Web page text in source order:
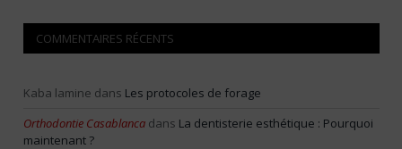
COMMENTAIRES RÉCENTS
Kaba lamine dans Les protocoles de forage
Orthodontie Casablanca dans La dentisterie esthétique : Pourquoi
maintenant ?